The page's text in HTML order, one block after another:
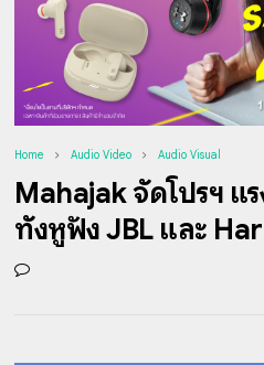
Home Audio Video Audio Visual
Mahajak จัดโปรฯ แ
ทั้งหูฟัง JBL และ